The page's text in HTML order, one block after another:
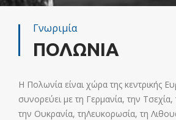
Γνωριμία
ΠΟΛΩΝΙΑ
Η Πολωνία είναι χώρα της κεντρικής
συνορεύει με τη Γερμανία, την
την Ουκρανία, τηΛευκορωσία, τη